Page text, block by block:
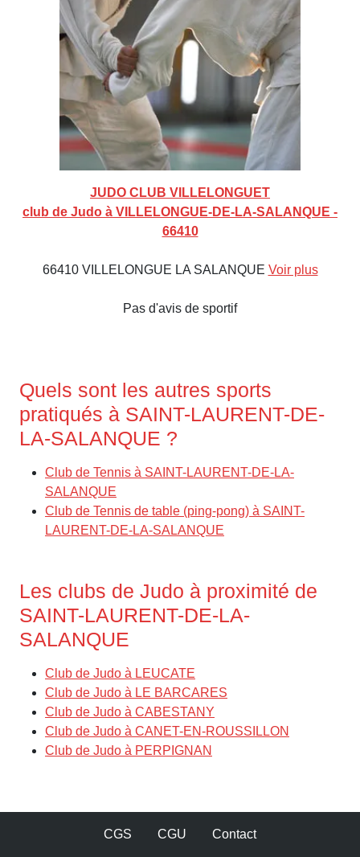
JUDO CLUB VILLELONGUET
club de Judo à VILLELONGUE-DE-LA-SALANQUE -
66410
66410 VILLELONGUE LA SALANQUE Voir plus
Pas d'avis de sportif
Quels sont les autres sports
pratiqués à SAINT-LAURENT-DE-
LA-SALANQUE ?
Club de Tennis à SAINT-LAURENT-DE-LA-
SALANQUE
Club de Tennis de table (ping-pong) à SAINT-
LAURENT-DE-LA-SALANQUE
Les clubs de Judo à proximité de
SAINT-LAURENT-DE-LA-
SALANQUE
Club de Judo à LEUCATE
Club de Judo à LE BARCARES
Club de Judo à CABESTANY
Club de Judo à CANET-EN-ROUSSILLON
Club de Judo à PERPIGNAN
CGS CGU Contact